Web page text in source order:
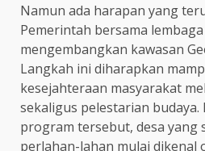
Namun ada harapan yang
Pemerintah bersama
mengembangkan kawasan
Langkah ini diharapkan
kesejahteraan masyarakat
sekaligus pelestarian budaya.
program tersebut, desa yang
perlahan-lahan mulai dikenal